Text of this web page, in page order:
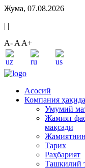
Жума, 07.08.2026
| |
A- A A+
Асосий
Компания ҳақида
Умумий
Жамият
мақсади
Тарих
Раҳбарият
Ташкилий